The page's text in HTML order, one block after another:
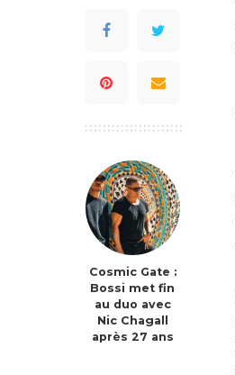
Cosmic Gate :
Bossi met fin
au duo avec
Nic Chagall
après 27 ans